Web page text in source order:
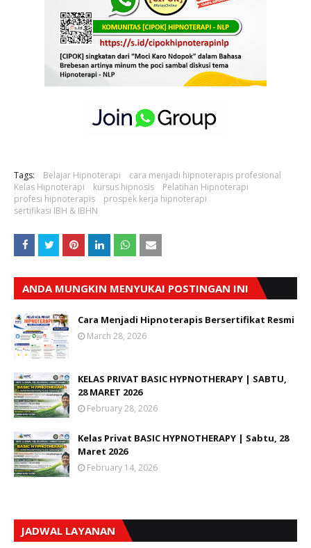
Tags: Belajar Hipnoterapi
cara menjadi hipnoterapis profesional
Kelas Hipnoterapi
kursus hipnosis
Pelatihan Hipnoterapi
profesi hipnoterapis
prospek kerja hipnoterapi
sertifikasi IBH & IBHN
ANDA MUNGKIN MENYUKAI POSTINGAN INI
Cara Menjadi Hipnoterapis Bersertifikat Resmi
March 28, 2026
KELAS PRIVAT BASIC HYPNOTHERAPY | SABTU,
28 MARET 2026
February 28, 2026
Kelas Privat BASIC HYPNOTHERAPY | Sabtu, 28
Maret 2026
February 14, 2026
JADWAL LAYANAN